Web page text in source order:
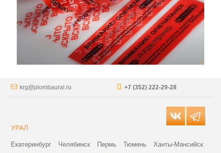
krg@plombaural.ru +7 (352) 222-29-28
УРАЛ
Екатеринбург Челябинск Пермь Тюмень Ханты-Мансийск